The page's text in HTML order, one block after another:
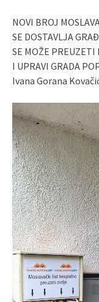
NOVI BROJ
SE DOSTAVLJA
SE MOŽE
I UPRAVI GRADA
Ivana Gorana